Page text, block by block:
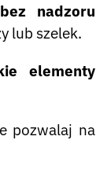
nadzoru
lub szelek.
elementy
pozwalaj na